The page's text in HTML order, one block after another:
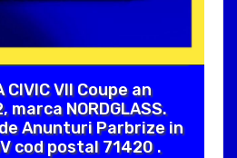
CIVIC VII Coupe an
NORDGLASS.
Anunturi Parbrize in
cod postal 71420 .